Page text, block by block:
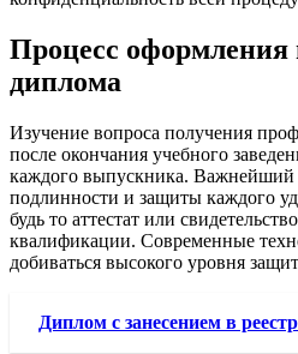
Процесс оформления
диплома
Изучение вопроса получения
после окончания учебного
каждого выпускника. Важнейший
подлинности и защиты каждого
будь то аттестат или
квалификации. Современные
добиваться высокого уровня
Диплом с занесением в